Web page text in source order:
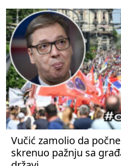
Vučić zamolio da
skrenuo pažnju sa